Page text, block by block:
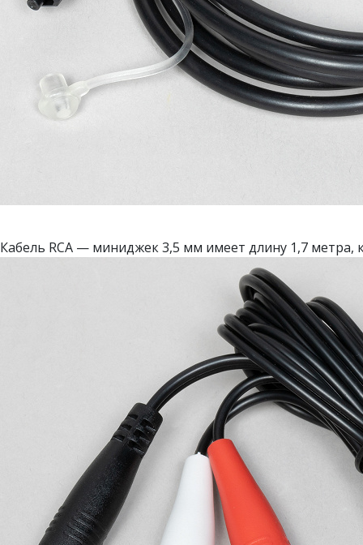
Кабель RCA — миниджек 3,5 мм имеет длину 1,7